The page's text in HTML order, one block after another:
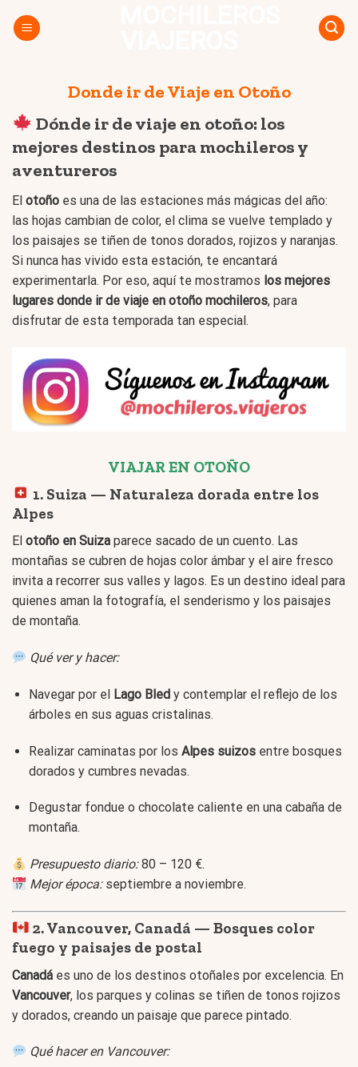
Donde ir de Viaje en Otoño
Dónde ir de viaje en otoño: los
mejores destinos para mochileros y
aventureros
El otoño es una de las estaciones más mágicas del año:
las hojas cambian de color, el clima se vuelve templado y
los paisajes se tiñen de tonos dorados, rojizos y naranjas.
Si nunca has vivido esta estación, te encantará
experimentarla. Por eso, aquí te mostramos los mejores
lugares donde ir de viaje en otoño mochileros, para
disfrutar de esta temporada tan especial.
VIAJAR EN OTOÑO
1. Suiza — Naturaleza dorada entre los
Alpes
El otoño en Suiza parece sacado de un cuento. Las
montañas se cubren de hojas color ámbar y el aire fresco
invita a recorrer sus valles y lagos. Es un destino ideal para
quienes aman la fotografía, el senderismo y los paisajes
de montaña.
Qué ver y hacer:
Navegar por el Lago Bledy contemplar el reflejo de los
árboles en sus aguas cristalinas.
Realizar caminatas por los Alpes suizosentre bosques
dorados y cumbres nevadas.
Degustar fondue o chocolate caliente en una cabaña de
montaña.
Presupuesto diario:80 – 120 €.
Mejor época:septiembre a noviembre.
2. Vancouver, Canadá — Bosques color
fuego y paisajes de postal
Canadá es uno de los destinos otoñales por excelencia. En
Vancouver, los parques y colinas se tiñen de tonos rojizos
y dorados, creando un paisaje que parece pintado.
Qué hacer en Vancouver: